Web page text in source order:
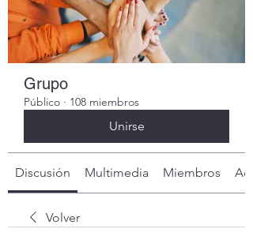
Grupo
Público · 108 miembros
Unirse
Discusión Multimedia Miembros
Volver